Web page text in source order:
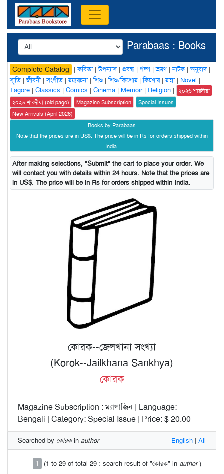
Parabaas : Books
Complete Catalog |কবিতা|উপন্যাস| প্রবন্ধ | গল্প |ভ্রমণ|নাটক |অনুবাদ|
স্মৃতি |জীবনী|সংগীত |রম্যরচনা|শিশু |শিশু/কিশোর|কিশোর|রান্না| Novel |
Tagore | Classics | Comics | Cinema | Memoir| Religion |
২০২৬ শারদীয়া
২০২৬ শারদীয়া (old page)
Magazine Subscription
Special Issues
New Arrivals (April 2026)
Books by Parabaas
Note that the prices are in US$. The price will be in Rs for orders shipped within
India.
After making selections, "Submit" the cart to place your order. We
will contact you with details within 24 hours. Note that the prices are
in US$. The price will be in Rs for orders shipped within India.
কোরক--জেলখানা সংখ্যা
(Korok--Jailkhana Sankhya)
কোরক
Magazine Subscription : ম্যাগাজিন | Language:
Bengali | Category: Special Issue | Price: $ 20.00
Searched by কোরকin author English | All
1 (1 to 29 of total 29 : search result of "কোরক" in author)